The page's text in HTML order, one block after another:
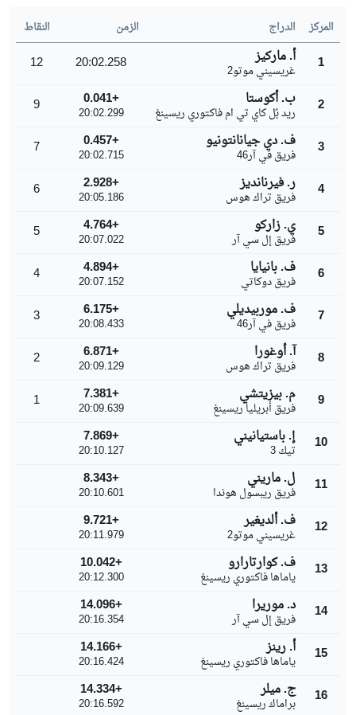
المركز الدراج الزمن النقاط
1 أ. ماركيز
غريسيني موتو2 20:02.258
12
2
ب. أكوستا
ريد بُل كاي تي ام فاكتوري ريسينغ
+0.041
20:02.299
9
3
ف. دي جيانانتونيو
فريق في آر46
+0.457
20:02.715
7
4
ر. فيرنانديز
فريق تراك هوس
+2.928
20:05.186
6
5
ي. زاركو
فريق إل سي آر
+4.764
20:07.022
5
6
ف. بانيايا
فريق دوكاتي
+4.894
20:07.152
4
7
ف. موربيديلي
فريق في آر46
+6.175
20:08.433
3
8
آ. أوغورا
فريق تراك هوس
+6.871
20:09.129
2
9
م. بيزيتشي
فريق أبريليا ريسينغ
+7.381
20:09.639
1
10
إ. باستيانيني
تيك 3
+7.869
20:10.127
11 ل. ماريني
فريق ريبسول هوندا
+8.343
20:10.601
12 ف. ألديغير
غريسيني موتو2
+9.721
20:11.979
13 ف. كوارتارارو
ياماها فاكتوري ريسينغ
+10.042
20:12.300
14 د. موريرا
فريق إل سي آر
+14.096
20:16.354
15 أ. رينز
ياماها فاكتوري ريسينغ
+14.166
20:16.424
16 ج. ميلر
براماك ريسينغ
+14.334
20:16.592